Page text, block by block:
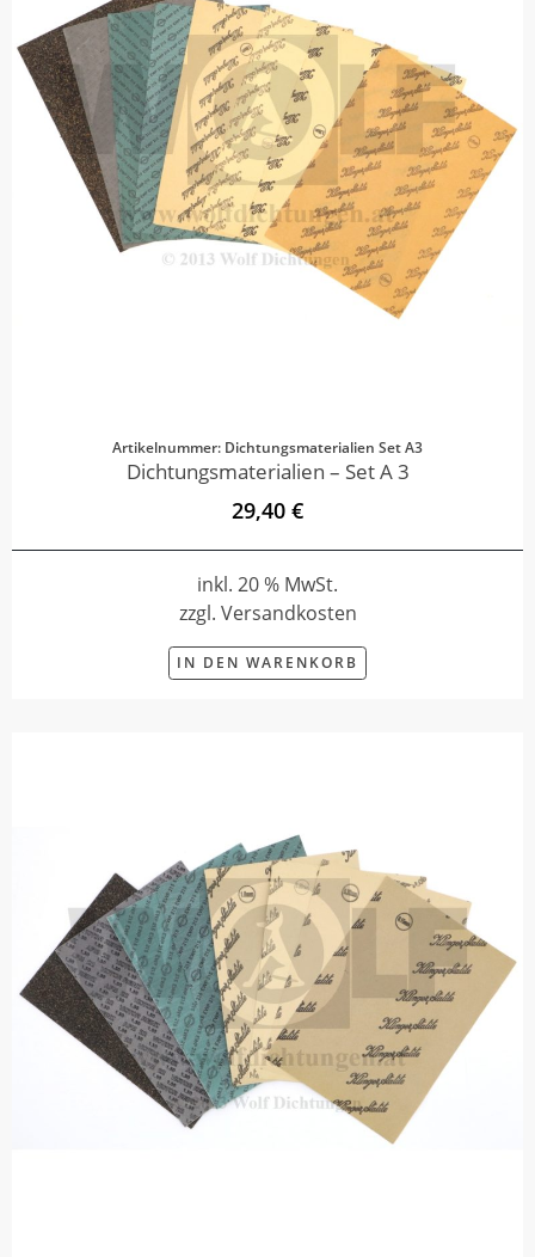
Artikelnummer: Dichtungsmaterialien Set A3
Dichtungsmaterialien – Set A 3
29,40 €
inkl. 20 % MwSt.
zzgl. Versandkosten
IN DEN WARENKORB